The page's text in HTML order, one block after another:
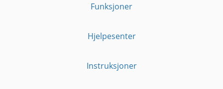
Funksjoner
Hjelpesenter
Instruksjoner